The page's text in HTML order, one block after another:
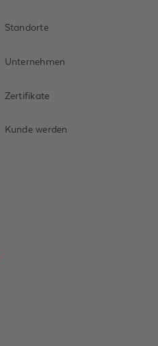
Standorte
Unternehmen
Zertifikate
Kunde werden